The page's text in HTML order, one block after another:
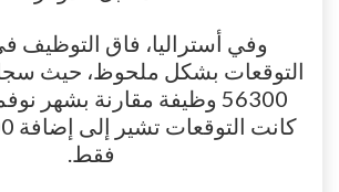
وفي أستراليا، فاق التوظيف
التوقعات بشكل ملحوظ، حيث
56300 وظيفة مقارنة بشهر
فقط.